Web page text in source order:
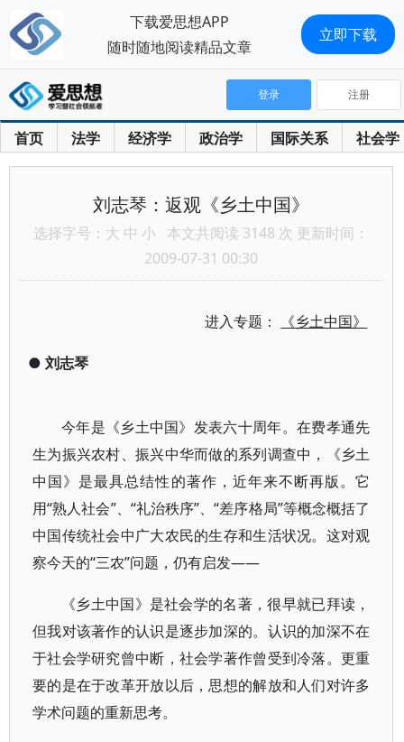
首页 法学 经济学 政治学 国际关系 社会学
登录 注册
刘志琴：返观《乡土中国》
选择字号： 大 中 小 本文共阅读 3148 次 更新时间：
2009-07-31 00:30
进入专题： 《乡土中国》
● 刘志琴
今年是《乡土中国》发表六十周年。在费孝通先
生为振兴农村、振兴中华而做的系列调查中，《乡土
中国》是最具总结性的著作，近年来不断再版。它
用“熟人社会”、“礼治秩序”、“差序格局”等概念概括了
中国传统社会中广大农民的生存和生活状况。这对观
察今天的“三农”问题，仍有启发——
《乡土中国》是社会学的名著，很早就已拜读，
但我对该著作的认识是逐步加深的。认识的加深不在
于社会学研究曾中断，社会学著作曾受到冷落。更重
要的是在于改革开放以后，思想的解放和人们对许多
学术问题的重新思考。
下载爱思想APP
随时随地阅读精品文章
立即下载